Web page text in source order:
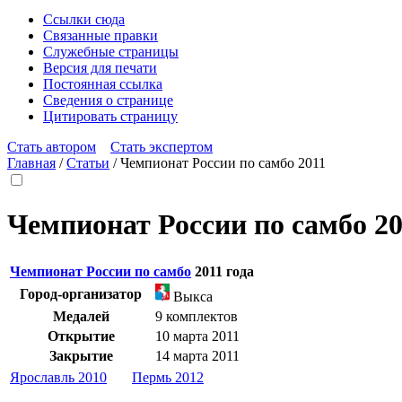
Ссылки сюда
Связанные правки
Служебные страницы
Версия для печати
Постоянная ссылка
Сведения о странице
Цитировать страницу
Стать автором
Стать экспертом
Главная /Статьи /Чемпионат России по самбо 2011
Чемпионат России по самбо
Чемпионат России по самбо 2011 года
Город-организатор
Выкса
Медалей
9 комплектов
Открытие
10 марта 2011
Закрытие
14 марта 2011
Ярославль 2010
Пермь 2012